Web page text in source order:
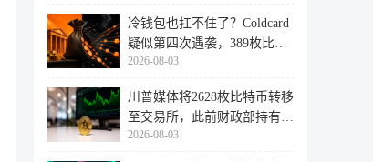
冷钱包也扛不住了？Coldcard
疑似第四次遇袭，389枚比特
币失
2026-08-03
川普媒体将2628枚比特币转移
至交易所，此前财政部持有的
比特
2026-08-03